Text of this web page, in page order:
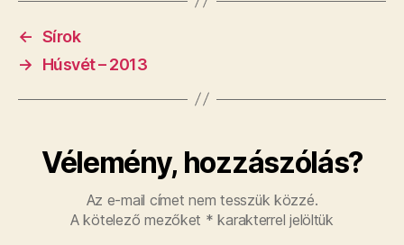
← Sírok
→
Húsvét – 2013
Vélemény, hozzászólás?
Az e-mail címet nem tesszük közzé.
A kötelező mezőket * karakterrel jelöltük